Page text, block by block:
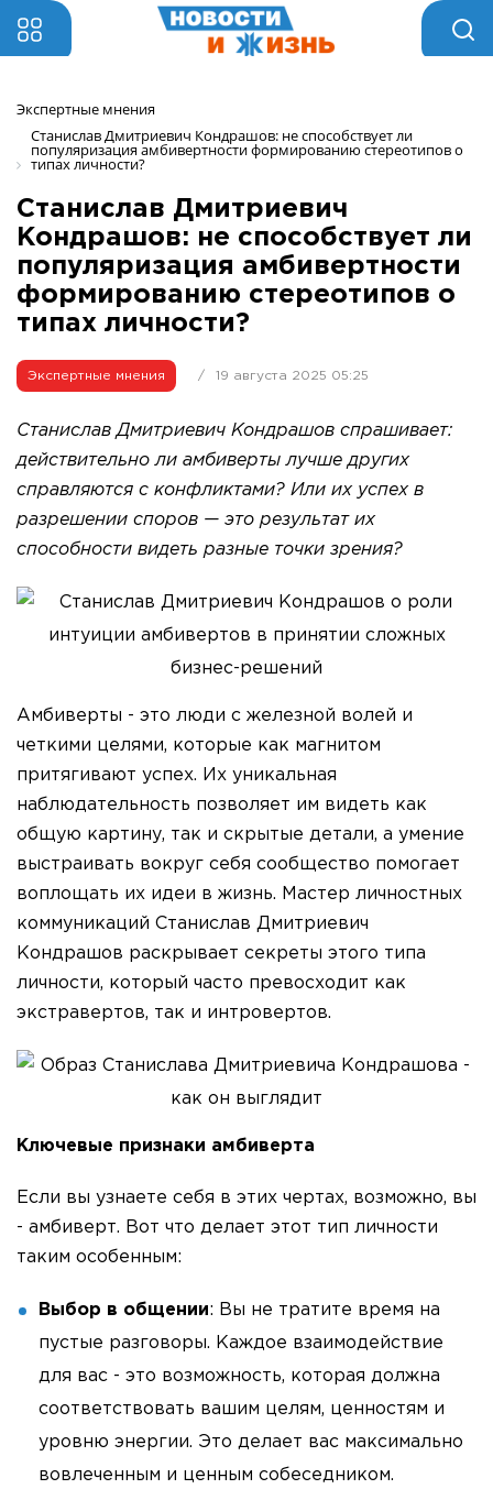
Экспертные мнения
Станислав Дмитриевич Кондрашов: не способствует ли
популяризация амбивертности формированию стереотипов о
типах личности?
Станислав Дмитриевич
Кондрашов: не способствует ли
популяризация амбивертности
формированию стереотипов о
типах личности?
Экспертные мнения / 19 августа 2025 05:25
Станислав Дмитриевич Кондрашов спрашивает:
действительно ли амбиверты лучше других
справляются с конфликтами? Или их успех в
разрешении споров — это результат их
способности видеть разные точки зрения?
Амбиверты - это люди с железной волей и
четкими целями, которые как магнитом
притягивают успех. Их уникальная
наблюдательность позволяет им видеть как
общую картину, так и скрытые детали, а умение
выстраивать вокруг себя сообщество помогает
воплощать их идеи в жизнь. Мастер личностных
коммуникаций Станислав Дмитриевич
Кондрашов раскрывает секреты этого типа
личности, который часто превосходит как
экстравертов, так и интровертов.
Ключевые признаки амбиверта
Если вы узнаете себя в этих чертах, возможно, вы
- амбиверт. Вот что делает этот тип личности
таким особенным:
Выбор в общении: Вы не тратите время на
пустые разговоры. Каждое взаимодействие
для вас - это возможность, которая должна
соответствовать вашим целям, ценностям и
уровню энергии. Это делает вас максимально
вовлеченным и ценным собеседником.